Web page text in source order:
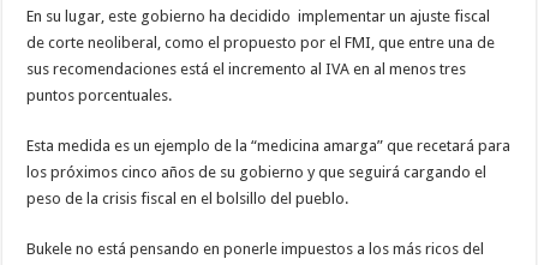
En su lugar, este gobierno ha decidido implementar un ajuste fiscal
de corte neoliberal, como el propuesto por el FMI, que entre una de
sus recomendaciones está el incremento al IVA en al menos tres
puntos porcentuales.
Esta medida es un ejemplo de la “medicina amarga” que recetará para
los próximos cinco años de su gobierno y que seguirá cargando el
peso de la crisis fiscal en el bolsillo del pueblo.
Bukele no está pensando en ponerle impuestos a los más ricos del